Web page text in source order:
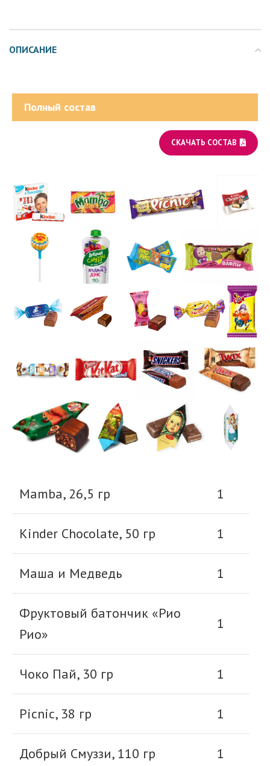
ОПИСАНИЕ
Полный состав
СКАЧАТЬ СОСТАВ
Mamba, 26,5 гр 1
Kinder Chocolate, 50 гр 1
Маша и Медведь 1
Фруктовый батончик «Рио
Рио»
1
Чоко Пай, 30 гр 1
Picnic, 38 гр 1
Добрый Смуззи, 110 гр 1